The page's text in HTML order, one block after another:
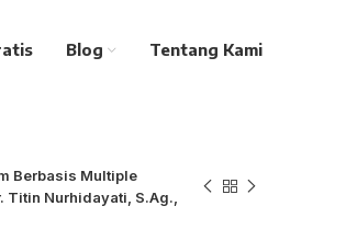
Blog Tentang Kami
Berbasis Multiple
Nurhidayati, S.Ag.,